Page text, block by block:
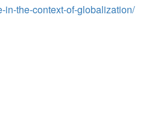
in-the-context-of-globalization/